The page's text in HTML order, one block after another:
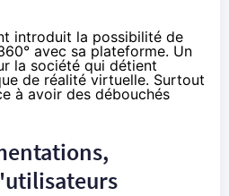
introduit la possibilité de
avec sa plateforme. Un
la société qui détient
de réalité virtuelle. Surtout
à avoir des débouchés